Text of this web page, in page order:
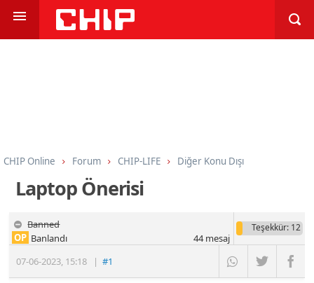
CHIP Online Forum CHIP-LIFE Diğer Konu Dışı
Laptop Önerisi
Banned
07-06-2023, 15:18 |#1
OP Banlandı
Teşekkür: 12
44mesaj